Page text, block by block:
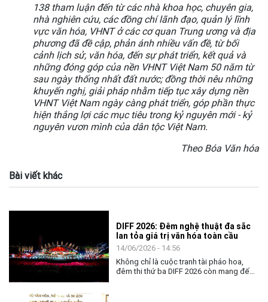
138 tham luận đến từ các nhà khoa học, chuyên gia,
nhà nghiên cứu, các đồng chí lãnh đạo, quản lý lĩnh
vực văn hóa, VHNT ở các cơ quan Trung ương và địa
phương đã đề cập, phản ánh nhiều vấn đề, từ bối
cảnh lịch sử, văn hóa, đến sự phát triển, kết quả và
những đóng góp của nền VHNT Việt Nam 50 năm từ
sau ngày thống nhất đất nước; đồng thời nêu những
khuyến nghị, giải pháp nhằm tiếp tục xây dựng nền
VHNT Việt Nam ngày càng phát triển, góp phần thực
hiện thắng lợi các mục tiêu trong kỷ nguyên mới - kỷ
nguyên vươn mình của dân tộc Việt Nam.
Theo Bóa Văn hóa
Bài viết khác
DIFF 2026: Đêm nghệ thuật đa sắc
lan tỏa giá trị văn hóa toàn cầu
14/06/2026 - 14:56
Không chỉ là cuộc tranh tài pháo hoa,
đêm thi thứ ba DIFF 2026 còn mang đến